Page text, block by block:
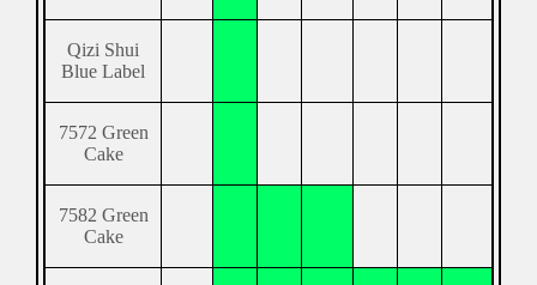
Qizi Shui
Blue Label
7572 Green
Cake
7582 Green
Cake